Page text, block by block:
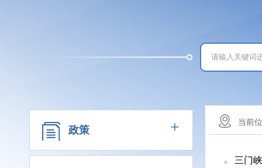
政策 + 当前
三门